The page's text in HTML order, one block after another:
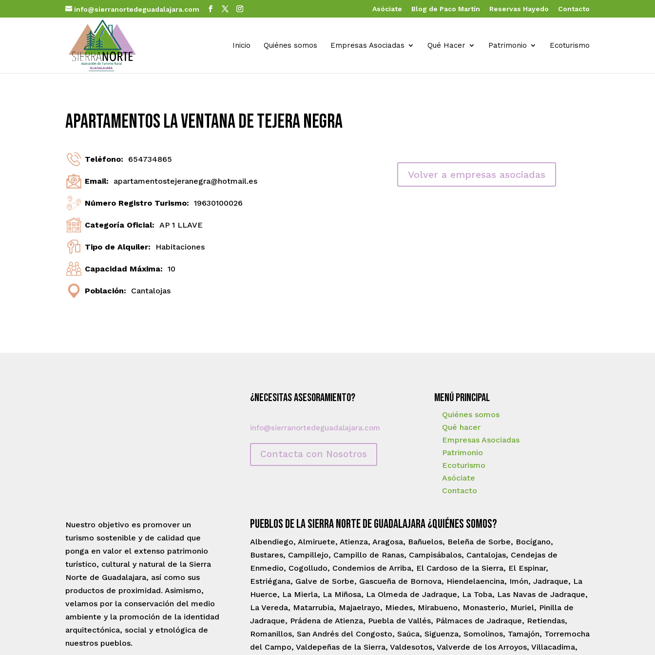
info@sierranortedeguadalajara.com Asóciate Blog de Paco Martín Reservas Hayedo Contacto
Inicio Quiénes somos Empresas Asociadas Qué Hacer Patrimonio Ecoturismo
Apartamentos La Ventana de Tejera Negra
Teléfono: 654734865
Email: apartamentostejeranegra@hotmail.es
Número Registro Turismo: 19630100026
Categoría Oficial: AP 1 LLAVE
Tipo de Alquiler: Habitaciones
Capacidad Máxima: 10
Población: Cantalojas
Volver a empresas asociadas
¿Necesitas asesoramiento?
info@sierranortedeguadalajara.com
Contacta con Nosotros
Menú principal
Quiénes somos
Qué hacer
Empresas Asociadas
Patrimonio
Ecoturismo
Asóciate
Contacto
Nuestro objetivo es promover un
turismo sostenible y de calidad que
ponga en valor el extenso patrimonio
turístico, cultural y natural de la Sierra
Norte de Guadalajara, así como sus
productos de proximidad. Asimismo,
velamos por la conservación del medio
ambiente y la promoción de la identidad
arquitectónica, social y etnológica de
nuestros pueblos.
Pueblos de la Sierra Norte de Guadalajara ¿Quiénes somos?
Albendiego, Almiruete, Atienza, Aragosa, Bañuelos, Beleña de Sorbe, Bocígano,
Bustares, Campillejo, Campillo de Ranas, Campisábalos, Cantalojas, Cendejas de
Enmedio, Cogolludo, Condemios de Arriba, El Cardoso de la Sierra, El Espinar,
Estriégana, Galve de Sorbe, Gascueña de Bornova, Hiendelaencina, Imón, Jadraque, La
Huerce, La Mierla, La Miñosa, La Olmeda de Jadraque, La Toba, Las Navas de Jadraque,
La Vereda, Matarrubia, Majaelrayo, Miedes, Mirabueno, Monasterio, Muriel, Pinilla de
Jadraque, Prádena de Atienza, Puebla de Vallés, Pálmaces de Jadraque, Retiendas,
Romanillos, San Andrés del Congosto, Saúca, Siguenza, Somolinos, Tamajón, Torremocha
del Campo, Valdepeñas de la Sierra, Valdesotos, Valverde de los Arroyos, Villacadima,